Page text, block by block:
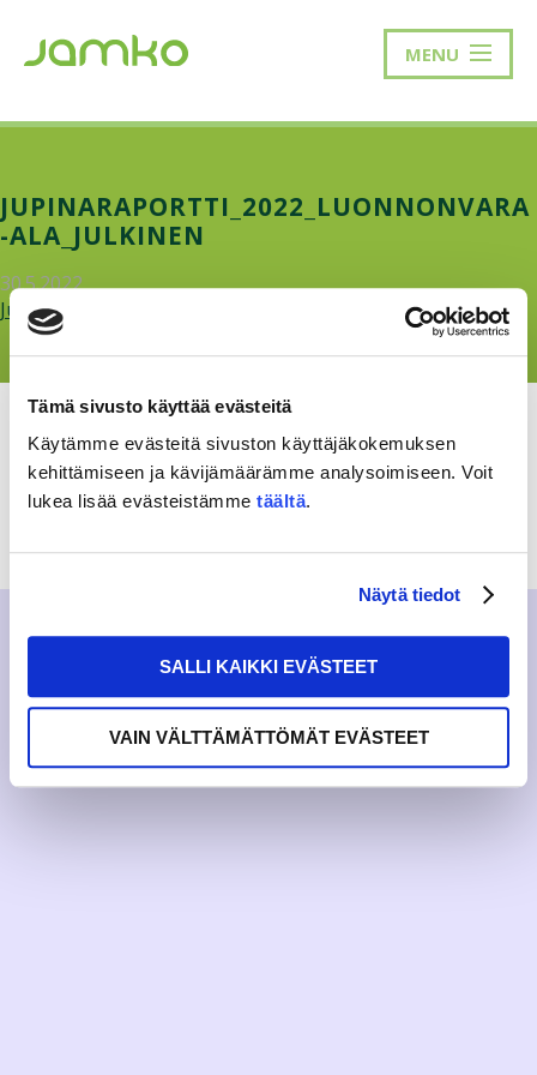
Tämä sivusto käyttää evästeitä
Käytämme evästeitä sivuston käyttäjäkokemuksen
kehittämiseen ja kävijämäärämme analysoimiseen. Voit
lukea lisää evästeistämme täältä.
Näytä tiedot
SALLI KAIKKI EVÄSTEET
VAIN VÄLTTÄMÄTTÖMÄT EVÄSTEET
MENU
JUPINARAPORTTI_2022_LUONNONVARA
-ALA_JULKINEN
30.5.2022
Jupinaraportti_2022_Luonnonvara-ala_Julkinen.pdf